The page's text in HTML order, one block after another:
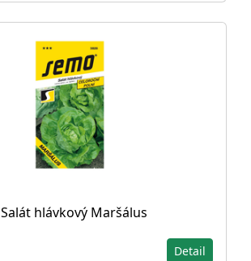
Salát hlávkový Maršálus
Detail